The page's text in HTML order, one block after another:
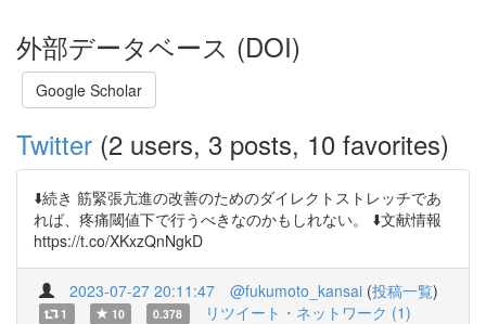
外部データベース (DOI)
Google Scholar
Twitter (2 users, 3 posts, 10 favorites)
⬇️続き 筋緊張亢進の改善のためのダイレクトストレッチであ
れば、疼痛閾値下で行うべきなのかもしれない。 ⬇️文献情報
https://t.co/XKxzQnNgkD
2023-07-27 20:11:47 @fukumoto_kansai (投稿一覧)
1 10 0.378 リツイート・ネットワーク (1)